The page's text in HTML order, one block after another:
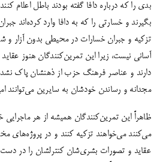
بدی را که درباره دافا گفته بودند باطل اعلام
بگیرند و خسارتی را که به دافا وارد کرده‌اند
تزکیه و جبران خسارات در محیطی بدون آزار و
آسانی نیست، زیرا این تمرین‌کنندگان هنوز
دارند و عناصر فرهنگ حزب از ذهنشان پاک
مجدانه و رساندن خودشان به سایرین می‌توانند
ظاهراً این تمرین‌کنندگان همیشهاز هر ماجرایی
می‌کنند می‌خواهند تزکیه کنند و در پروژه‌های
عقاید و تصورات بشری‌شان کنترلشان را در دست